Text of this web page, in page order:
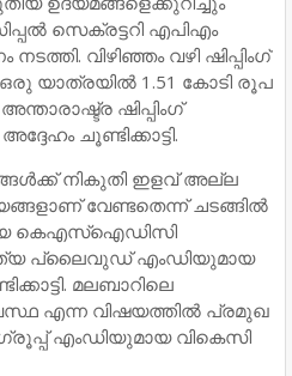
സെക്രട്ടറി എപിഎം
വിഴിഞ്ഞം വഴി ഷിപ്പിംഗ്
യാത്രയില്‍ 1.51 കോടി രൂപ
ഷിപ്പിംഗ്
ചൂണ്ടിക്കാട്ടി.
നികുതി ഇളവ് അല്ല
വേണ്ടതെന്ന് ചടങ്ങില്‍
കെഎസ്ഐഡിസി
പ്ലൈവുഡ് എംഡിയുമായ
മലബാറിലെ
എന്ന വിഷയത്തില്‍ പ്രമുഖ
എംഡിയുമായ വികെസി